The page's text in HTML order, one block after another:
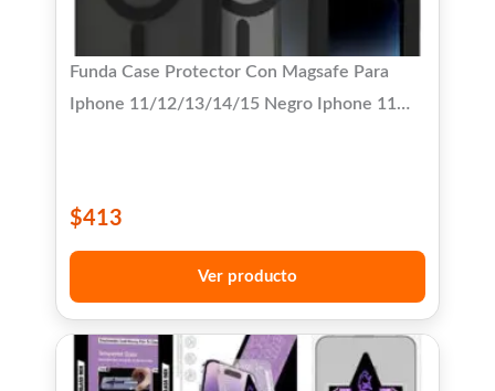
Funda Case Protector Con Magsafe Para
Iphone 11/12/13/14/15 Negro Iphone 11
$413
Ver producto